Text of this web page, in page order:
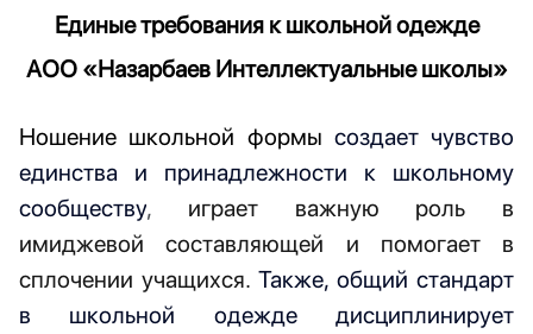
Единые требования к школьной одежде
АОО «Назарбаев Интеллектуальные школы»
Ношение школьной формы создаетчувство
единства
и принадлежности к школьному
сообществу,
играет важную роль в
имиджевой составляющей и помогает в
сплочении учащихся. Также, общий стандарт
в школьной одежде дисциплинирует